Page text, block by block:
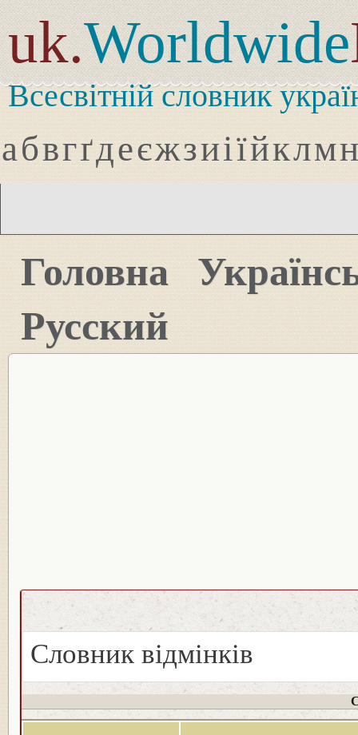
uk.Worldwide
Всесвітній словник
абвгґдеєжзиіїйклмн
Головна
Русский
Словник відмінків